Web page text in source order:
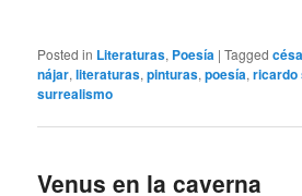
Posted in Literaturas, Poesía |Tagged
nájar,literaturas,pinturas,poesía,ricardo
surrealismo
Venus en la caverna